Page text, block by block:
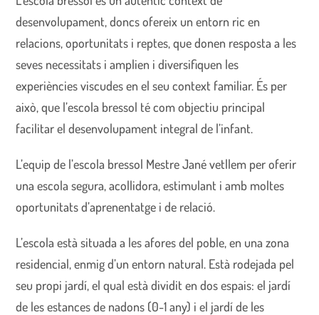
desenvolupament, doncs ofereix un entorn ric en
relacions, oportunitats i reptes, que donen resposta a les
seves necessitats i amplien i diversifiquen les
experiències viscudes en el seu context familiar. És per
això, que l’escola bressol té com objectiu principal
facilitar el desenvolupament integral de l’infant.
L’equip de l’escola bressol Mestre Jané vetllem per oferir
una escola segura, acollidora, estimulant i amb moltes
oportunitats d’aprenentatge i de relació.
L’escola està situada a les afores del poble, en una zona
residencial, enmig d’un entorn natural. Està rodejada pel
seu propi jardí, el qual està dividit en dos espais: el jardí
de les estances de nadons (0-1 any) i el jardí de les